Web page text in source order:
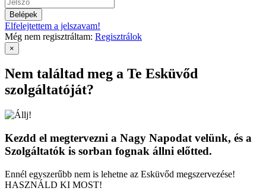
Belépek
Elfelejtettem a jelszavam!
Még nem regisztráltam: Regisztrálok
×
Nem találtad meg a Te Esküvőd
szolgáltatóját?
Kezdd el megtervezni a Nagy Napodat velünk, és a
Szolgáltatók is sorban fognak állni előtted.
Ennél egyszerűbb nem is lehetne az Esküvőd megszervezése!
HASZNÁLD KI MOST!